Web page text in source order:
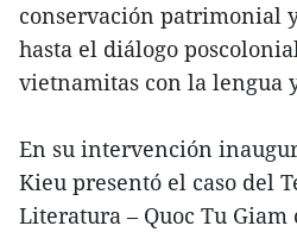
conservación patrimonial
hasta el diálogo
vietnamitas con la lengua
En su intervención
Kieu presentó el caso del
Literatura – Quoc Tu